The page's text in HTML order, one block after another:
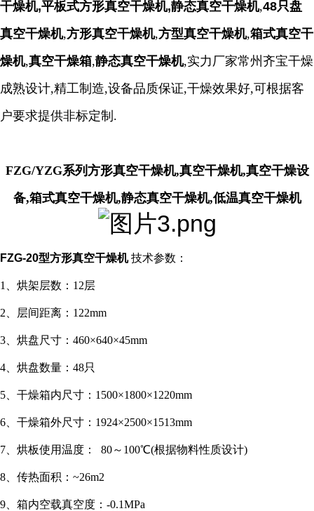
干燥机,平板式方形真空干燥机,静态真空干燥机,48只盘
真空干燥机,方形真空干燥机,方型真空干燥机,箱式真空干
燥机,真空干燥箱,静态真空干燥机,实力厂家常州齐宝干燥
成熟设计,精工制造,设备品质保证,干燥效果好,可根据客
户要求提供非标定制.
FZG/YZG系列方形真空干燥机,真空干燥机,真空干燥设
备,箱式真空干燥机,静态真空干燥机,低温真空干燥机
FZG-20型方形真空干燥机技术参数：
1、烘架层数：12层
2、层间距离：122mm
3、烘盘尺寸：460×640×45mm
4、烘盘数量：48只
5、干燥箱内尺寸：1500×1800×1220mm
6、干燥箱外尺寸：1924×2500×1513mm
7、烘板使用温度： 80～100℃(根据物料性质设计)
8、传热面积：~26m2
9、箱内空载真空度：-0.1MPa